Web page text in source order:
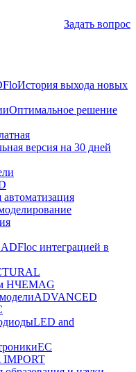
Задать вопрос
История выхода новых
Оптимальное решение
версия на 30 дней
автоматизация
с интеграцией в
НЧEMAG
ADVANCED
LED and
EC
IMPORT